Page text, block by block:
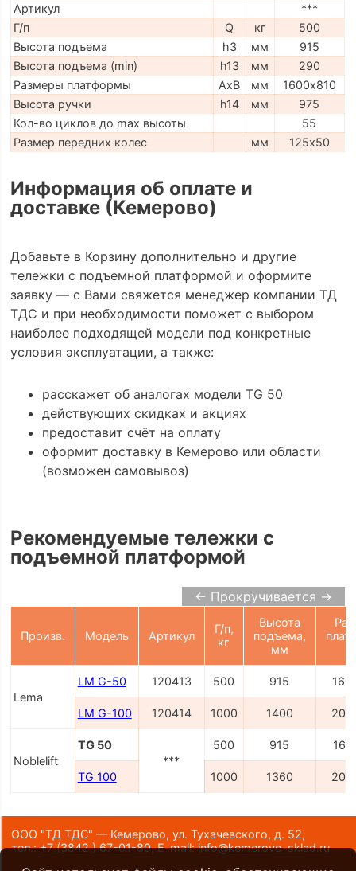
Артикул
***
Г/п
Q кг
500
Высота подъема
h3 мм
915
Высота подъема (min)
h13 мм
290
Размеры платформы
AxB мм
1600х810
Высота ручки
h14 мм
975
Кол-во циклов до max высоты
55
Размер передних колес
мм 125х50
Информация об оплате и
доставке (Кемерово)
Добавьте в Корзину дополнительно и другие
тележки с подъемной платформой и оформите
заявку — с Вами свяжется менеджер компании ТД
ТДС и при необходимости поможет с выбором
наиболее подходящей модели под конкретные
условия эксплуатации, а также:
расскажет об аналогах модели TG 50
действующих скидках и акциях
предоставит счёт на оплату
оформит доставку в Кемерово или области
(возможен самовывоз)
Рекомендуемые тележки с
подъемной платформой
← Прокручивается →
Произв. Модель Артикул
Г/п,
кг
Высота
подъема,
мм
Lema
LM G-50 120413 500 915
LM G-100 120414 1000 1400
Noblelift
TG 50
***
500 915
TG 100 1000 1360
ООО "ТД ТДС" — Кемерово, ул. Тухачевского, д. 52,
тел.:+7 (3842 ) 67-01-80,E-mail:info@kemerovo-sklad.ru